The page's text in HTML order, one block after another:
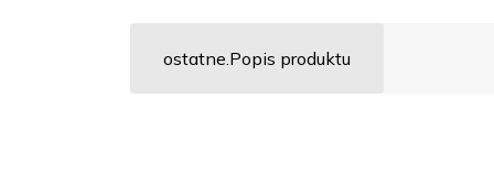
ostatne.Popis produktu